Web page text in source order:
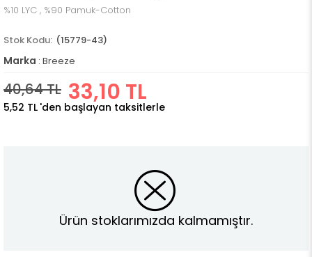
%10 LYC , %90 Pamuk-Cotton
(15779-43)
Marka : Breeze
40,64 TL 33,10 TL
5,52 TL 'den başlayan taksitlerle
Ürün stoklarımızda kalmamıştır.